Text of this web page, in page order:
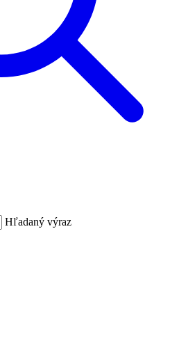
Hľadaný výraz